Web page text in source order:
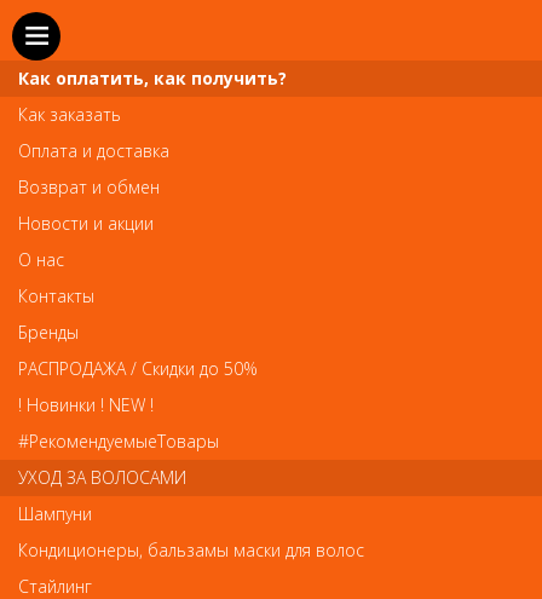
SEO
Как оплатить, как получить?
Как заказать
Оплата и доставка
Возврат и обмен
Новости и акции
О нас
Контакты
Бренды
РАСПРОДАЖА / Скидки до 50%
! Новинки ! NEW !
#РекомендуемыеТовары
УХОД ЗА ВОЛОСАМИ
Шампуни
Кондиционеры, бальзамы маски для волос
Стайлинг